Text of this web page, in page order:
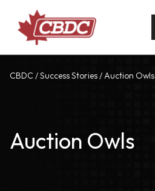
CBDC /Success Stories/Auction Owls
Auction Owls